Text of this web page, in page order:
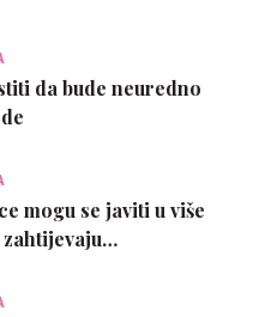
da bude neuredno
mogu se javiti u više